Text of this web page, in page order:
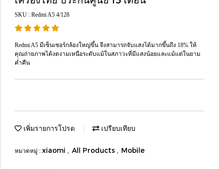
SKU : Redmi A5 4/128
Redmi A5 มีเซ็นเซอร์กล้องใหญ่ขึ้น จึงสามารถจับแสงได้มากขึ้นถึง 18% ให้
คุณถ่ายภาพได้งดงามเหนือระดับแม้ในสภาวะที่มีแสงน้อยและแม้แต่ในยาม
ค่ำคืน
เพิ่มรายการโปรด เปรียบเทียบ
หมวดหมู่ : xiaomi , All Products , Mobile